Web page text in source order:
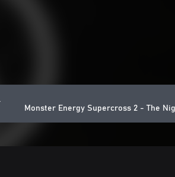
Monster Energy Supercross 2 - The